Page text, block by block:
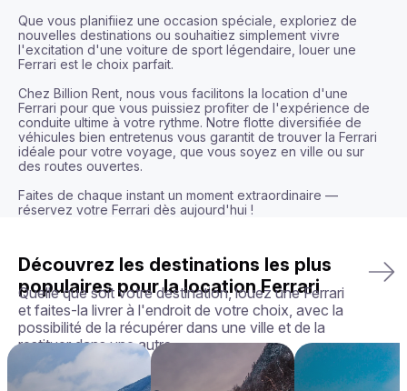
Que vous planifiiez une occasion spéciale, exploriez de
nouvelles destinations ou souhaitiez simplement vivre
l'excitation d'une voiture de sport légendaire, louer une
Ferrari est le choix parfait.
Chez Billion Rent, nous vous facilitons la location d'une
Ferrari pour que vous puissiez profiter de l'expérience de
conduite ultime à votre rythme. Notre flotte diversifiée de
véhicules bien entretenus vous garantit de trouver la Ferrari
idéale pour votre voyage, que vous soyez en ville ou sur
des routes ouvertes.
Faites de chaque instant un moment extraordinaire —
réservez votre Ferrari dès aujourd'hui !
Découvrez les destinations les plus
populaires pour la location Ferrari
Quelle que soit votre destination, louez une Ferrari
et faites-la livrer à l'endroit de votre choix, avec la
possibilité de la récupérer dans une ville et de la
restituer dans une autre.